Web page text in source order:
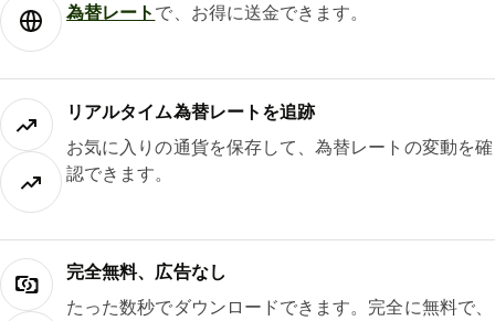
為替レート で、お得に送金できます。
リアルタイム為替レートを追跡
お気に入りの通貨を保存して、為替レートの変動を確
認できます。
完全無料、広告なし
たった数秒でダウンロードできます。完全に無料で、